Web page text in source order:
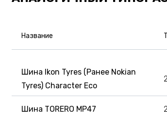
Название
Шина Ikon Tyres (Ранее Nokian
Tyres) Character Eco
Шина TORERO MP47